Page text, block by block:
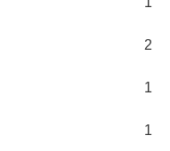
2
1
1